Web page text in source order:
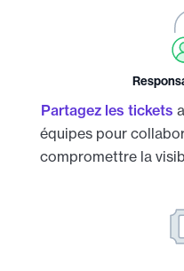
Partagez les tickets
équipes pour
compromettre la